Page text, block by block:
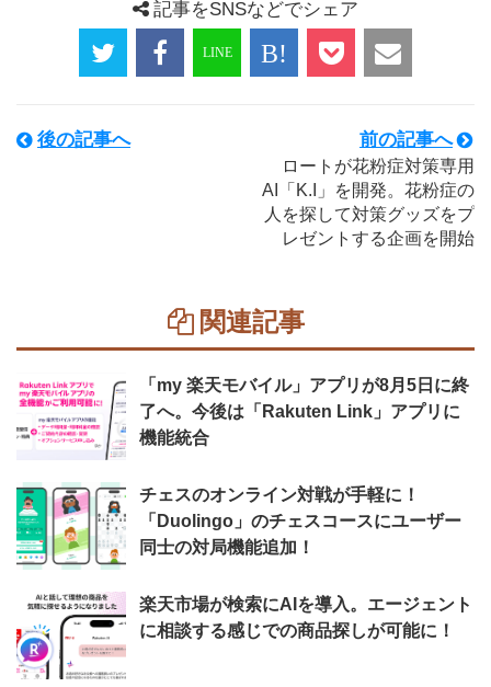
記事をSNSなどでシェア
後の記事へ 前の記事へ
ロートが花粉症対策専用
AI「K.I」を開発。花粉症の
人を探して対策グッズをプ
レゼントする企画を開始
関連記事
「my 楽天モバイル」アプリが8月5日に終
了へ。今後は「Rakuten Link」アプリに
機能統合
チェスのオンライン対戦が手軽に！
「Duolingo」のチェスコースにユーザー
同士の対局機能追加！
楽天市場が検索にAIを導入。エージェント
に相談する感じでの商品探しが可能に！